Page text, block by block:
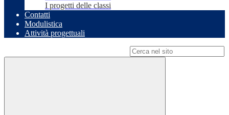
I progetti delle classi
Contatti
Modulistica
Attività progettuali